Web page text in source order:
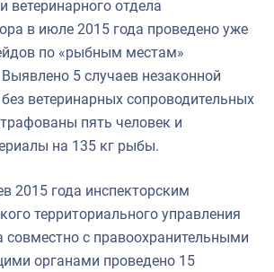
ветеринарного отдела
в июле 2015 года проведено уже
по «рыбным местам»
5 случаев незаконной
ветеринарных сопроводительных
пять человек и
на 135 кг рыбы.
2015 года инспекторским
территориального управления
совместно с правоохранительными
органами проведено 15